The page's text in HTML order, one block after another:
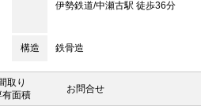
伊勢鉄道/中瀬古駅 徒歩36分
構造 鉄骨造
取り
有面積
お問合せ